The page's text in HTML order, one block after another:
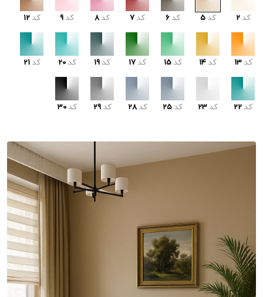
کد 2 کد 5 کد 6 کد 7 کد 8 کد 9 کد 12
کد 13 کد 14 کد 15 کد 17 کد 19 کد 20 کد 21
کد 22 کد 23 کد 25 کد 28 کد 29 کد 30